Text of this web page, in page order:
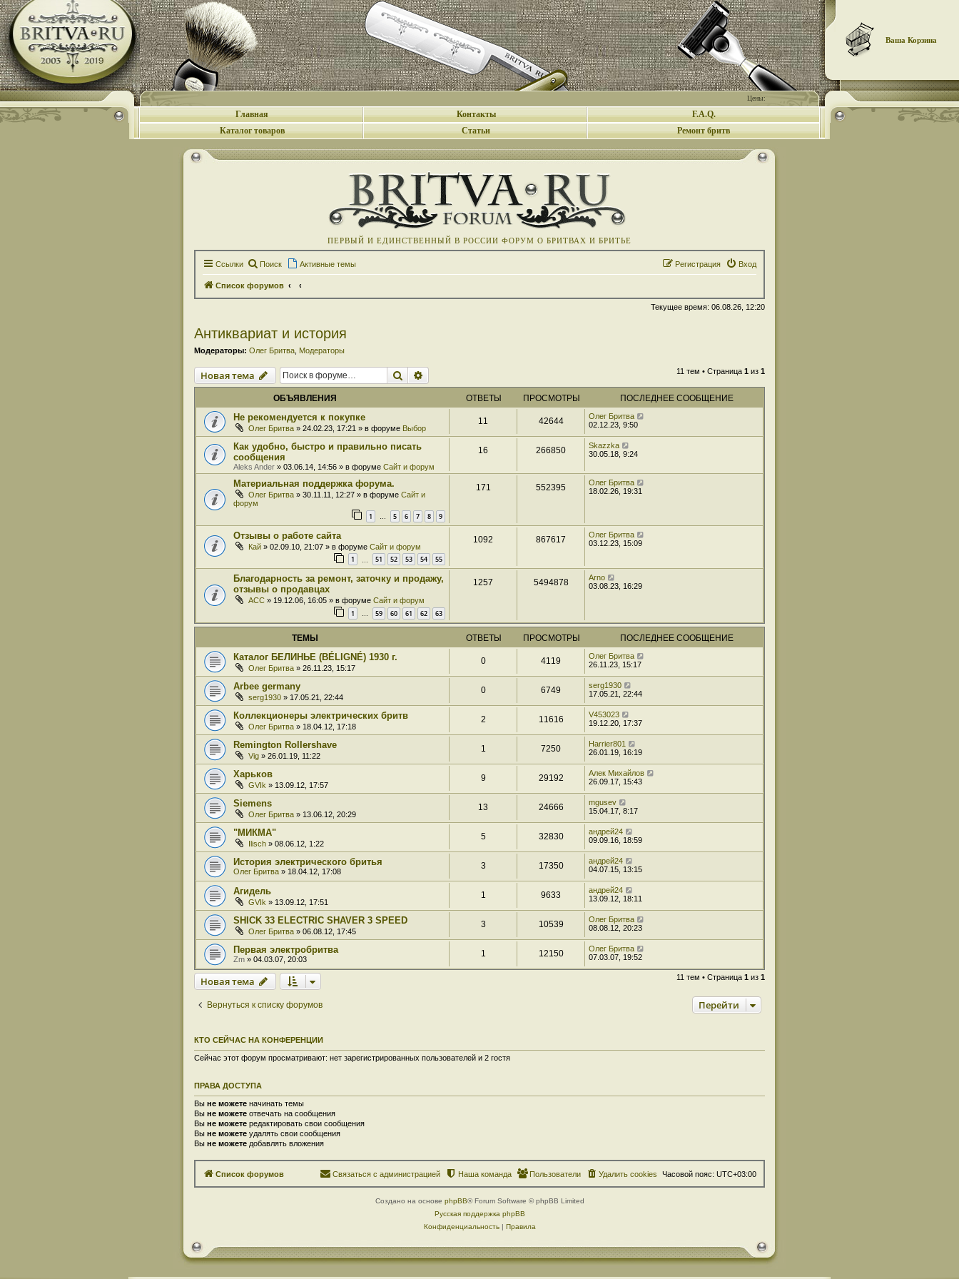
Цены:
Ваша Корзина
Главная Контакты
F.A.Q.
Каталог товаров
Статьи Ремонт бритв
ПЕРВЫЙ И ЕДИНСТВЕННЫЙ В РОССИИ ФОРУМ О БРИТВАХ И БРИТЬЕ
Ссылки Поиск Активные темы Вход
Регистрация
Список форумов
Текущее время: 06.08.26, 12:20
Антиквариат и история
Модераторы: Олег Бритва Модераторы
Новая тема Поиск 11 тем • Страница 1 из 1
ОБЪЯВЛЕНИЯ ОТВЕТЫ ПРОСМОТРЫ ПОСЛЕДНЕЕ СООБЩЕНИЕ
Не рекомендуется к покупке
Олег Бритва » 24.02.23, 17:21 » в форуме Выбор
11 42644
Олег Бритва
02.12.23, 9:50
Как удобно, быстро и правильно писать
сообщения
Aleks Ander » 03.06.14, 14:56 » в форуме Сайт и форум
16 266850
Skazzka
30.05.18, 9:24
Материальная поддержка форума.
Олег Бритва » 30.11.11, 12:27 » в форуме Сайт и
форум
1 … 5 6 7 8 9
171 552395
Олег Бритва
18.02.26, 19:31
Отзывы о работе сайта
Кай » 02.09.10, 21:07 » в форуме Сайт и форум
1 51 52 53 54 55
1092 867617
Олег Бритва
03.12.23, 15:09
Благодарность за ремонт, заточку и продажу,
отзывы о продавцах
ACC » 19.12.06, 16:05 » в форуме Сайт и форум
1 … 59 60 61 62 63
1257 5494878
Arno
03.08.23, 16:29
ТЕМЫ ОТВЕТЫ ПРОСМОТРЫ ПОСЛЕДНЕЕ СООБЩЕНИЕ
Каталог БЕЛИНЬЕ (BÉLIGNÉ) 1930 г.
Олег Бритва » 26.11.23, 15:17
0 4119
Олег Бритва
26.11.23, 15:17
Arbee germany
serg1930 » 17.05.21, 22:44
0 6749
serg1930
17.05.21, 22:44
Коллекционеры электрических бритв
Олег Бритва » 18.04.12, 17:18
2 11616
V453023
19.12.20, 17:37
Remington Rollershave
Vig » 26.01.19, 11:22
1 7250
Harrier801
26.01.19, 16:19
Харьков
GVIk » 13.09.12, 17:57
9 29192
Алек Михайлов
26.09.17, 15:43
Siemens
Олег Бритва » 13.06.12, 20:29
13 24666
mgusev
15.04.17, 8:17
"МИКМА"
Ilisch » 08.06.12, 1:22
5 32830
андрей24
09.09.16, 18:59
История электрического бритья
Олег Бритва » 18.04.12, 17:08
3 17350
андрей24
04.07.15, 13:15
Агидель
GVIk » 13.09.12, 17:51
1 9633
андрей24
13.09.12, 18:11
SHICK 33 ELECTRIC SHAVER 3 SPEED
Олег Бритва » 06.08.12, 17:45
3 10539
Олег Бритва
08.08.12, 20:23
Первая электробритва
Zm » 04.03.07, 20:03
1 12150
Олег Бритва
07.03.07, 19:52
Новая тема 11 тем • Страница 1 из 1
Вернуться к списку форумов Перейти
КТО СЕЙЧАС НА КОНФЕРЕНЦИИ
Сейчас этот форум просматривают: нет зарегистрированных пользователей и 2 гостя
ПРАВА ДОСТУПА
Вы не можете начинать темы
Вы не можете отвечать на сообщения
Вы не можете редактировать свои сообщения
Вы не можете удалять свои сообщения
Вы не можете добавлять вложения
Список форумов Часовой пояс: UTC+03:00
Удалить cookies
Пользователи
Наша команда
Связаться с администрацией
Создано на основе phpBB® Forum Software © phpBB Limited
Русская поддержка phpBB
Конфиденциальность| Правила